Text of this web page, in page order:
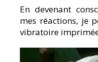
En devenant
mes réactions, je
vibratoire